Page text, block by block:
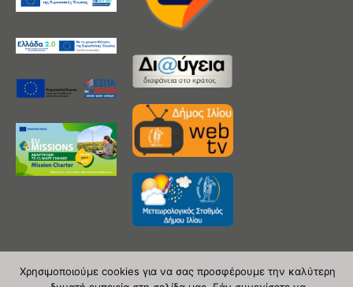
Χρησιμοποιούμε cookies για να σας προσφέρουμε την καλύτερη